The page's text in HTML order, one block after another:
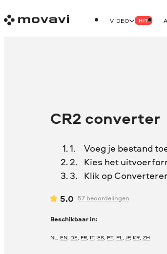
VIDEO HIT
CR2 converter
Voeg je bestand
Kies het
Klik op
5.0 57 beoordelingen
Beschikbaar in:
NL EN DE FR IT, ES PT, PL JP, KR ,ZH